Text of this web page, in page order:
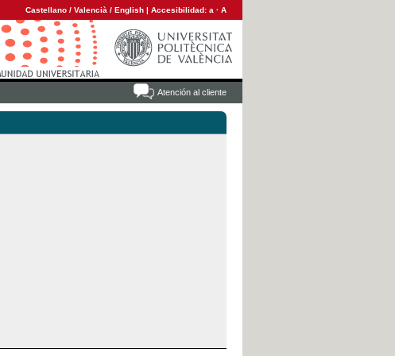
Castellano / Valencià / English | Accesibilidad: a · A
Atención al cliente